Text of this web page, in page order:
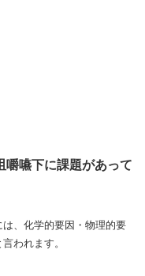
嚥下に課題があって
、化学的要因・物理的要
われます。